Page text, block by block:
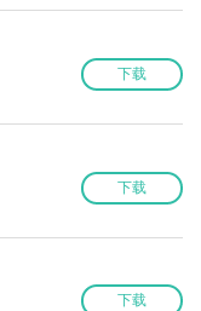
下载
下载
下载